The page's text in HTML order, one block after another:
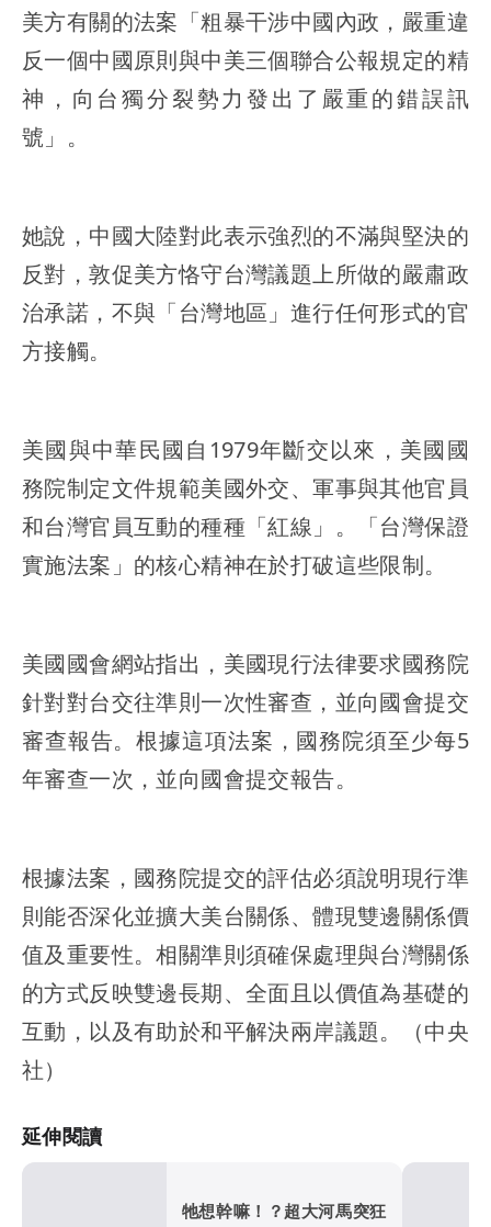
美方有關的法案「粗暴干涉中國內政，嚴重違
反一個中國原則與中美三個聯合公報規定的精
神，向台獨分裂勢力發出了嚴重的錯誤訊
號」。
她說，中國大陸對此表示強烈的不滿與堅決的
反對，敦促美方恪守台灣議題上所做的嚴肅政
治承諾，不與「台灣地區」進行任何形式的官
方接觸。
美國與中華民國自1979年斷交以來，美國國
務院制定文件規範美國外交、軍事與其他官員
和台灣官員互動的種種「紅線」。「台灣保證
實施法案」的核心精神在於打破這些限制。
美國國會網站指出，美國現行法律要求國務院
針對對台交往準則一次性審查，並向國會提交
審查報告。根據這項法案，國務院須至少每5
年審查一次，並向國會提交報告。
根據法案，國務院提交的評估必須說明現行準
則能否深化並擴大美台關係、體現雙邊關係價
值及重要性。相關準則須確保處理與台灣關係
的方式反映雙邊長期、全面且以價值為基礎的
互動，以及有助於和平解決兩岸議題。（中央
社）
延伸閱讀
牠想幹嘛！？超大河馬突狂